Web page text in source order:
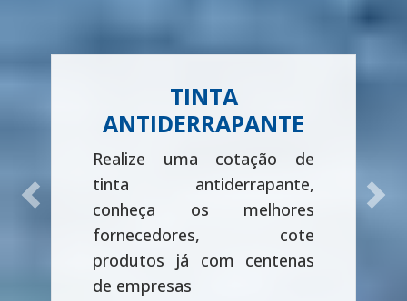
TINTA
ANTIDERRAPANTE
Realize uma cotação de
tinta antiderrapante,
conheça os melhores
fornecedores, cote
produtos já com centenas
de empresas
Previous Next